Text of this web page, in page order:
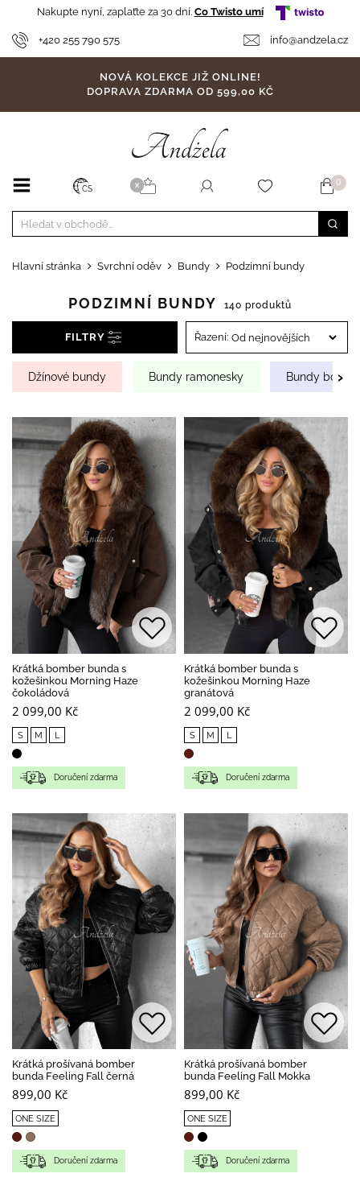
Nakupte nyní, zaplaťte za 30 dní. Co Twisto umí
+420 255 790 575 info@andzela.cz
NOVÁ KOLEKCE JIŽ ONLINE!
DOPRAVA ZDARMA OD 599,00 KČ
CS X 0
Hlavní stránka Svrchní oděv Bundy Podzimní bundy
PODZIMNÍ BUNDY 140 produktů
FILTRY Řazení:
Džínové bundy Bundy ramonesky Bundy ›
Krátká bomber bunda s
kožešinkou Morning Haze
čokoládová
2 099,00 Kč
S M L
Doručení zdarma
Krátká bomber bunda s
kožešinkou Morning Haze
granátová
2 099,00 Kč
S M L
Doručení zdarma
Krátká prošívaná bomber
bunda Feeling Fall černá
899,00 Kč
ONE SIZE
Doručení zdarma
Krátká prošívaná bomber
bunda Feeling Fall Mokka
899,00 Kč
ONE SIZE
Doručení zdarma